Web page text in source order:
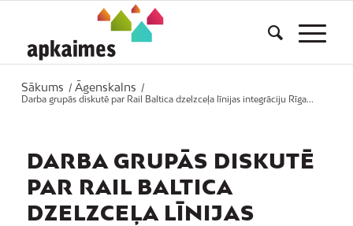
Sākums / Āgenskalns
/
Darba grupās diskutē par Rail Baltica dzelzceļa līnijas integrāciju Rīga...
DARBA GRUPĀS DISKUTĒ
PAR RAIL BALTICA
DZELZCEĻA LĪNIJAS